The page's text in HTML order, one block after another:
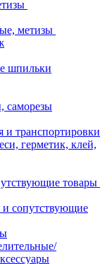
метизы
шпильки
и транспортировки
герметик, клей,
товары
сопутствующие